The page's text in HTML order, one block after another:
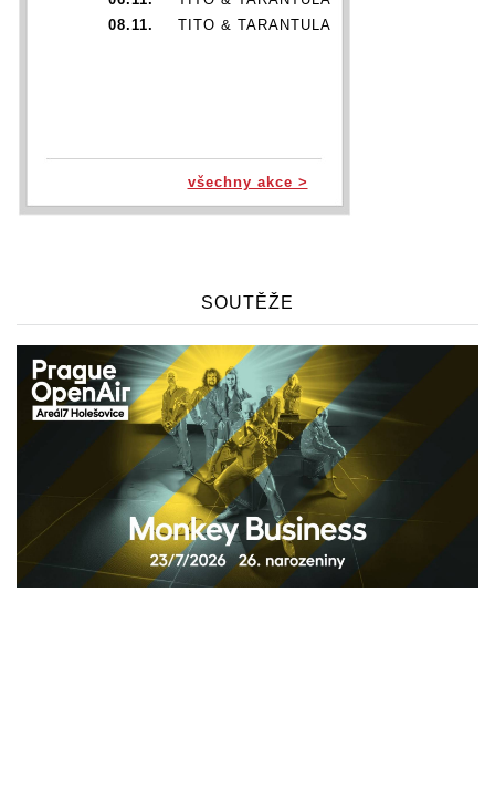
08.11.
TITO & TARANTULA
všechny akce >
SOUTĚŽE